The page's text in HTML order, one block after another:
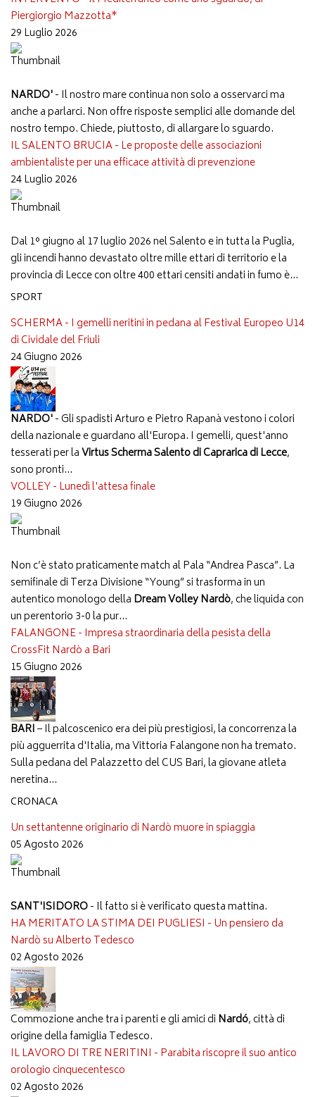
Piergiorgio Mazzotta*
29 Luglio 2026
NARDO'- Il nostro mare continua non solo a osservarci ma
anche a parlarci. Non offre risposte semplici alle domande del
nostro tempo. Chiede, piuttosto, di allargare lo sguardo.
IL SALENTO BRUCIA - Le proposte delle associazioni
ambientaliste per una efficace attività di prevenzione
24 Luglio 2026
Dal 1° giugno al 17 luglio 2026 nel Salento e in tutta la Puglia,
gli incendi hanno devastato oltre mille ettari di territorio e la
provincia di Lecce con oltre 400 ettari censiti andati in fumo è...
SPORT
SCHERMA - I gemelli neritini in pedana al Festival Europeo U14
di Cividale del Friuli
24 Giugno 2026
NARDO'- Gli spadisti Arturo e Pietro Rapanà vestono i colori
della nazionale e guardano all'Europa. I gemelli, quest'anno
tesserati per laVirtus Scherma Salento di Caprarica di Lecce,
sono pronti...
VOLLEY - Lunedì l'attesa finale
19 Giugno 2026
Non c’è stato praticamente match al Pala “Andrea Pasca”. La
semifinale di Terza Divisione “Young” si trasforma in un
autentico monologo della Dream Volley Nardò, che liquida con
un perentorio 3-0 la pur...
FALANGONE - Impresa straordinaria della pesista della
CrossFit Nardò a Bari
15 Giugno 2026
BARI– Il palcoscenico era dei più prestigiosi, la concorrenza la
più agguerrita d'Italia, ma Vittoria Falangone non ha tremato.
Sulla pedana del Palazzetto del CUS Bari, la giovane atleta
neretina...
CRONACA
Un settantenne originario di Nardò muore in spiaggia
05 Agosto 2026
SANT'ISIDORO- Il fatto si è verificato questa mattina.
HA MERITATO LA STIMA DEI PUGLIESI - Un pensiero da
Nardò su Alberto Tedesco
02 Agosto 2026
Commozione anche tra i parenti e gli amici di Nardó, città di
origine della famiglia Tedesco.
IL LAVORO DI TRE NERITINI - Parabita riscopre il suo antico
orologio cinquecentesco
02 Agosto 2026